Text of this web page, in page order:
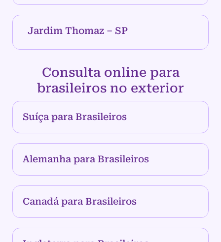
Jardim Thomaz – SP
Consulta online para
brasileiros no exterior
Suíça para Brasileiros
Alemanha para Brasileiros
Canadá para Brasileiros